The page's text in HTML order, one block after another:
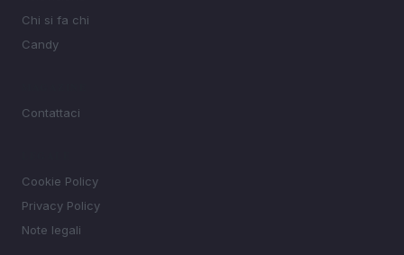
Chi si fa chi
Candy
Contattaci
Cookie Policy
Privacy Policy
Note legali